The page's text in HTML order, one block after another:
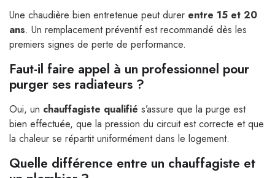
Une chaudière bien entretenue peut durer entre 15 et 20
ans. Un remplacement préventif est recommandé dès les
premiers signes de perte de performance.
Faut-il faire appel à un professionnel pour
purger ses radiateurs ?
Oui, un chauffagiste qualifié s’assure que la purge est
bien effectuée, que la pression du circuit est correcte et que
la chaleur se répartit uniformément dans le logement.
Quelle différence entre un chauffagiste et